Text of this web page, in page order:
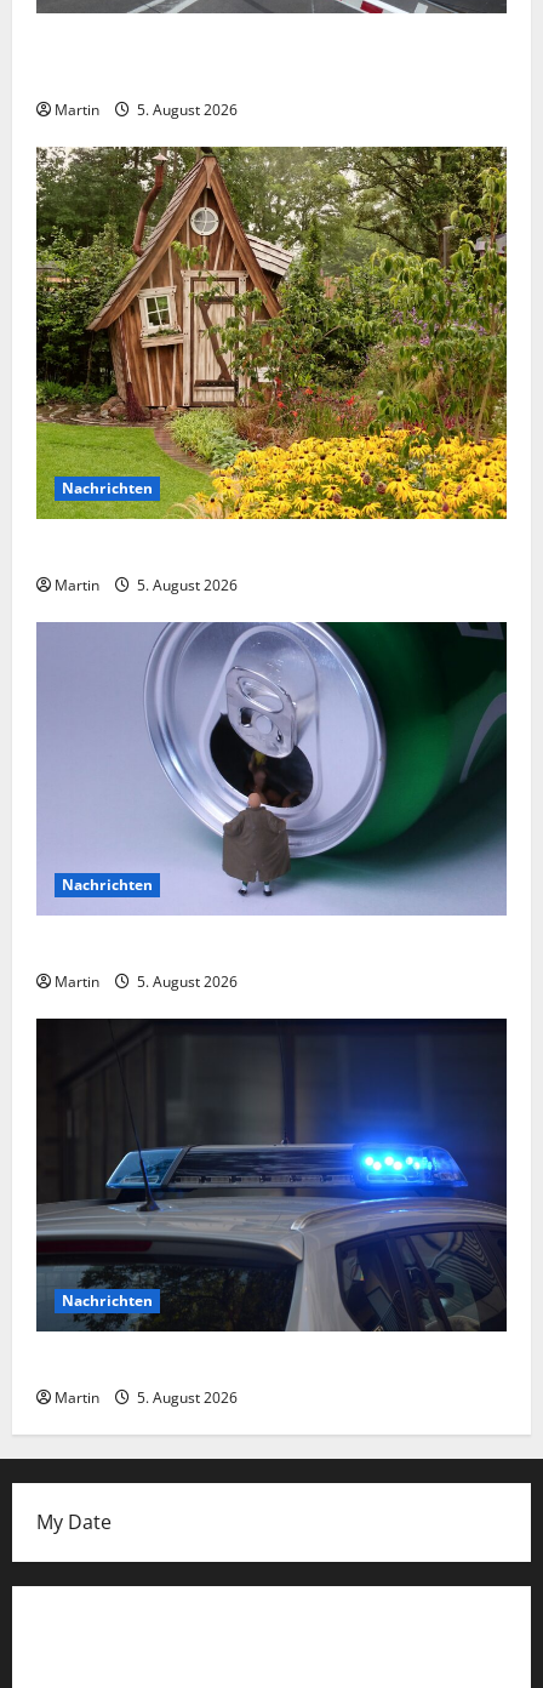
Martin 5. August 2026
Nachrichten
Martin 5. August 2026
Nachrichten
Martin 5. August 2026
Nachrichten
Martin 5. August 2026
My Date